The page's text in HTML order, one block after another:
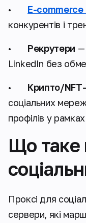
• E-commerce
конкурентів і
• Рекрутери —
LinkedIn без
• Крипто/
соціальних
профілів у
Що таке
Проксі для
сервери, які